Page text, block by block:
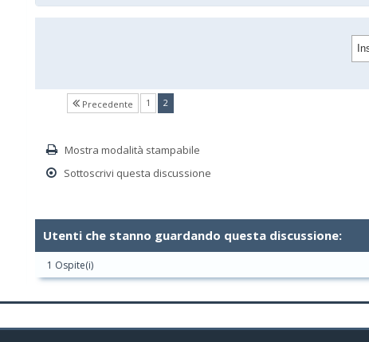
Precedente 1 2(current)
Mostra modalità stampabile
Sottoscrivi questa discussione
Utenti che stanno guardando questa discussione:
1 Ospite(i)